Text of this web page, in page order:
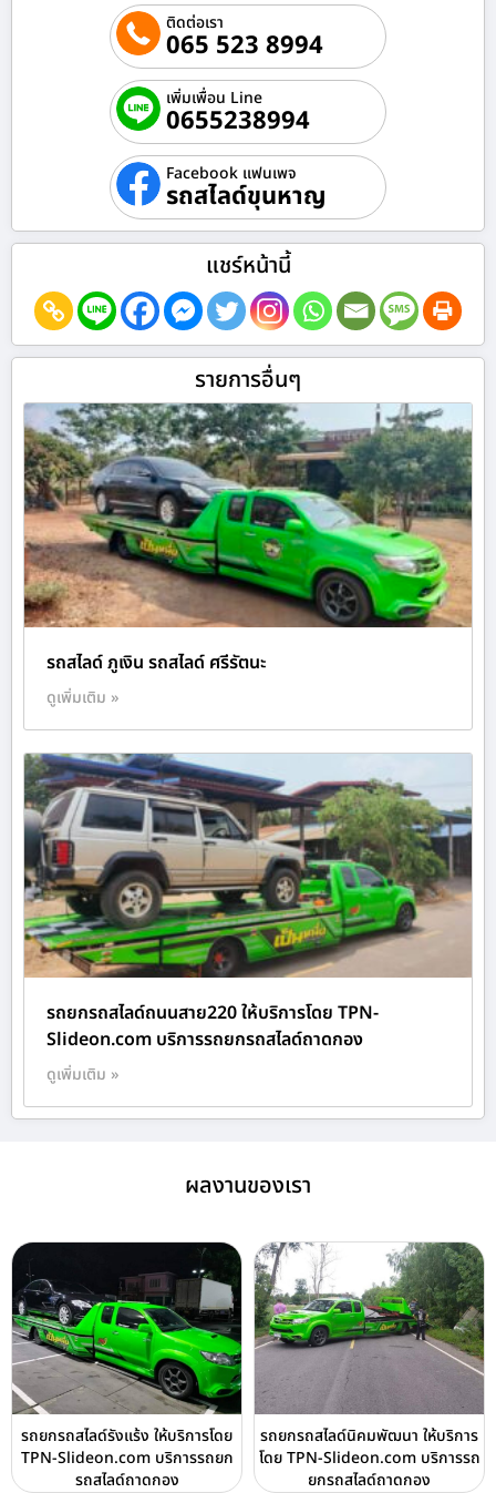
ติดต่อเรา
065 523 8994
เพิ่มเพื่อน Line
0655238994
Facebook แฟนเพจ
รถสไลด์ขุนหาญ
แชร์หน้านี้
รายการอื่นๆ
รถสไลด์ ภูเงิน รถสไลด์ ศรีรัตนะ
ดูเพิ่มเติม »
รถยกรถสไลด์ถนนสาย220 ให้บริการโดย TPN-
Slideon.com บริการรถยกรถสไลด์ถาดกอง
ดูเพิ่มเติม »
ผลงานของเรา
รถยกรถสไลด์รังแร้ง ให้บริการโดย
TPN-Slideon.com บริการรถยก
รถสไลด์ถาดกอง
รถยกรถสไลด์นิคมพัฒนา ให้บริการ
โดย TPN-Slideon.com บริการรถ
ยกรถสไลด์ถาดกอง